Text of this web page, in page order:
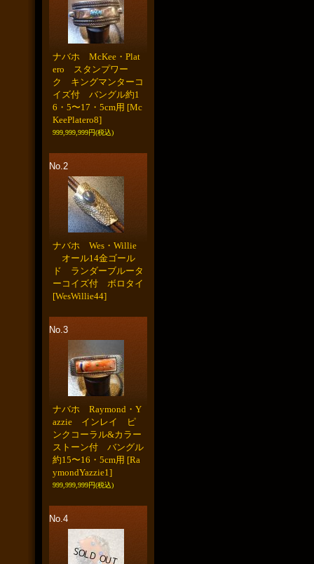
ナバホ McKee・Plat
ero スタンプワー
ク キングマンターコ
イズ付 バングル約1
6・5〜17・5cm用 [Mc
KeePlatero8]
999,999,999円(税込)
No.2
ナバホ Wes・Willie
オール14金ゴール
ド ランダーブルータ
ーコイズ付 ボロタイ
[WesWillie44]
No.3
ナバホ Raymond・Y
azzie インレイ ピ
ンクコーラル&カラー
ストーン付 バングル
約15〜16・5cm用 [Ra
ymondYazzie1]
999,999,999円(税込)
No.4